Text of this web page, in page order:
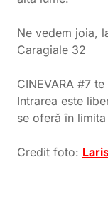
Ne vedem joia,
Caragiale 32
CINEVARA #7
Intrarea este
se oferă în
Credit foto: